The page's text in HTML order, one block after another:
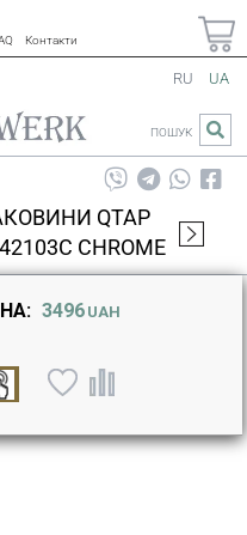
Контакти
RU UA
ПОШУК
QTAP
CHROME
3496 UAH